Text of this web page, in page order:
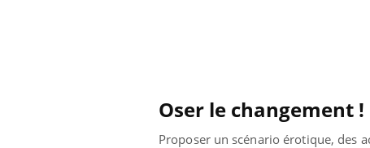
Oser le changement !
Proposer un scénario érotique, des